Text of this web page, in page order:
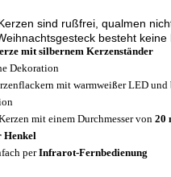
sind rußfrei, qualmen
besteht
mit silbernem Kerzenständer
Dekoration
mit warmweißer LED und
mit einem Durchmesser von20
Henkel
perInfrarot-Fernbedienung